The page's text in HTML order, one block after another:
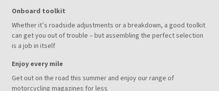
Onboard toolkit
Whether it’s roadside adjustments or a breakdown, a good toolkit
can get you out of trouble – but assembling the perfect selection
is a job in itself
Enjoy every mile
Get out on the road this summer and enjoy our range of
motorcycling magazines for less